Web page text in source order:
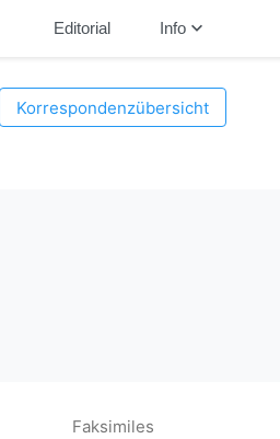
Editorial Infokeyboard_arrow_down
Korrespondenzübersicht
Faksimiles